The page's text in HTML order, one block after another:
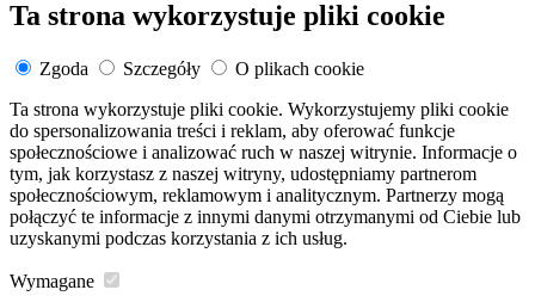
Ta strona wykorzystuje pliki cookie
Zgoda Szczegóły
O plikach cookie
Ta strona wykorzystuje pliki cookie. Wykorzystujemy pliki cookie
do spersonalizowania treści i reklam, aby oferować funkcje
społecznościowe i analizować ruch w naszej witrynie. Informacje o
tym, jak korzystasz z naszej witryny, udostępniamy partnerom
społecznościowym, reklamowym i analitycznym. Partnerzy mogą
połączyć te informacje z innymi danymi otrzymanymi od Ciebie lub
uzyskanymi podczas korzystania z ich usług.
Wymagane